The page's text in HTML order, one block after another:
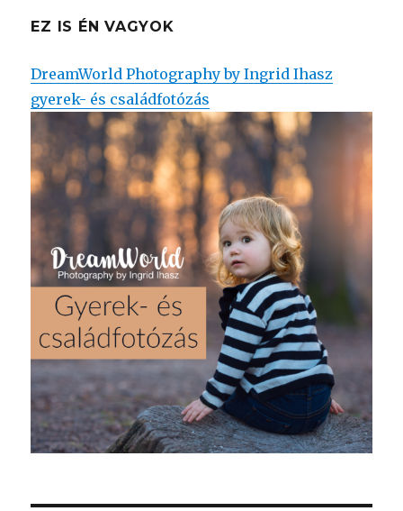
EZ IS ÉN VAGYOK
DreamWorld Photography by Ingrid Ihasz
gyerek- és családfotózás